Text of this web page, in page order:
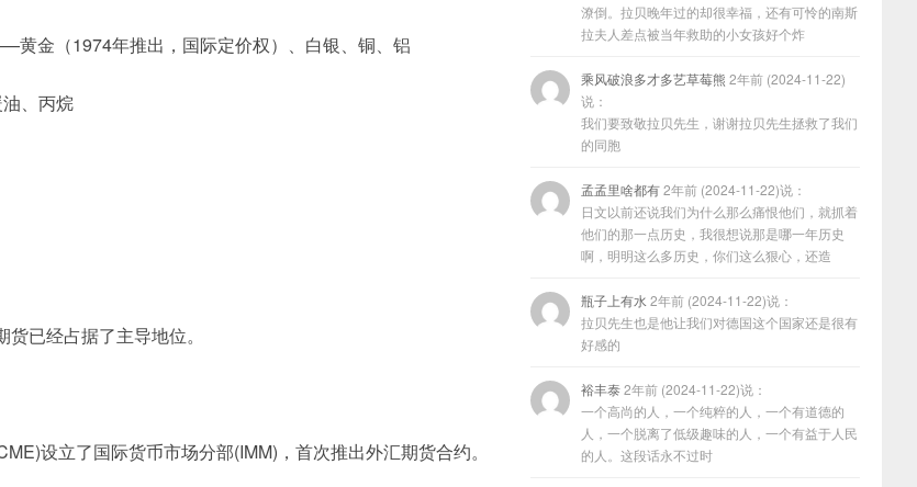
金（1974年推出，国际定价权）、白银、铜、铝
、丙烷
已经占据了主导地位。
设立了国际货币市场分部(IMM)，首次推出外汇期货合约。
潦倒。拉贝晚年过的却很幸福，还有可怜的南斯
拉夫人差点被当年救助的小女孩好个炸
乘风破浪多才多艺草莓熊 2年前 (2024-11-22)
说：
我们要致敬拉贝先生，谢谢拉贝先生拯救了我们
的同胞
孟孟里啥都有2年前 (2024-11-22)说：
日文以前还说我们为什么那么痛恨他们，就抓着
他们的那一点历史，我很想说那是哪一年历史
啊，明明这么多历史，你们这么狠心，还造
瓶子上有水 2年前 (2024-11-22)说：
拉贝先生也是他让我们对德国这个国家还是很有
好感的
裕丰泰2年前 (2024-11-22)说：
一个高尚的人，一个纯粹的人，一个有道德的
人，一个脱离了低级趣味的人，一个有益于人民
的人。这段话永不过时